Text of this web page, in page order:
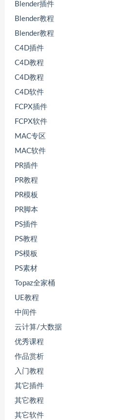
Blender插件
Blender教程
Blender教程
C4D插件
C4D教程
C4D教程
C4D软件
FCPX插件
FCPX软件
MAC专区
MAC软件
PR插件
PR教程
PR模板
PR脚本
PS插件
PS教程
PS模板
PS素材
Topaz全家桶
UE教程
中间件
云计算/大数据
优秀课程
作品赏析
入门教程
其它插件
其它教程
其它软件